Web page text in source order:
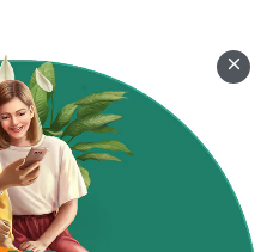
sa kanila na makita, at
umasa sa mga hungkag
ang gawain ng
at batay sa realidad, at
karunungan, at ito ay
makita ng pisikal na